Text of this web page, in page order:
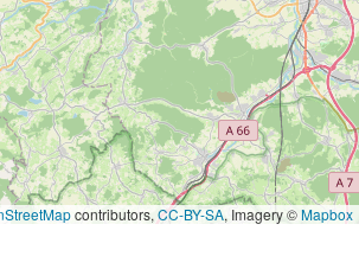
contributors,CC-BY-SA, Imagery ©Mapbox